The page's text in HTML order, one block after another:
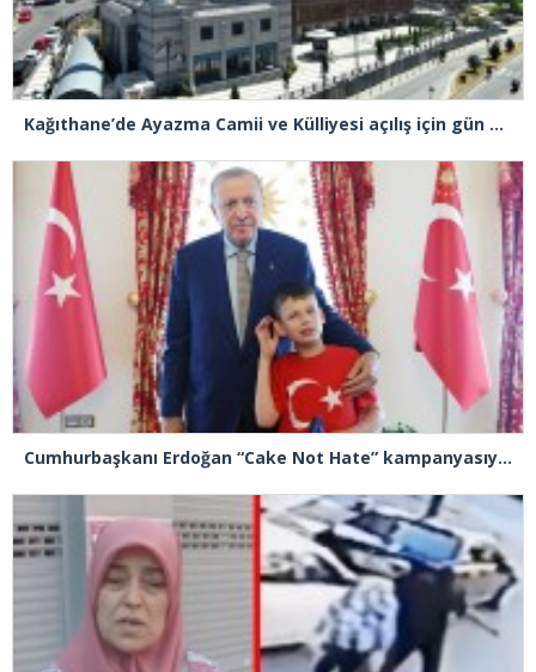
Kağıthane’de Ayazma Camii ve Külliyesi açılış için gün sayıyor
Cumhurbaşkanı Erdoğan “Cake Not Hate” kampanyasıyla tanınan Joshua Harris’i kabul etti